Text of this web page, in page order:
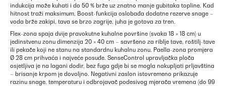
indukcija može kuhati i do 50 % brže uz znatno manje gubitaka topline. Kad
hitnost traži maksimum, Boost-funkcija oslobađa dodatne rezerve snage –
voda brže zakipi, tava se brzo zagrije, juha je gotova za tren.
Flex-zona spaja dvije pravokutne kuhalne površine (svaka 18 × 18 cm) u
jedinstvenu zonu dimenzija 20 × 40 cm – savršeno za riblje tave, roštilj-tave
ili pekače koji ne stanu na standardnu kuhalnu zonu. Paella-zona promjera
Ø 28 cm prihvaća i najveće posuđe. SenseControl upravljačka ploča
osjetljiva je na lagani dodir, bez fuga gdje bi se mogla nakupljati prljavština
– brisanje krpom je dovoljno. Negativni zaslon istovremeno prikazuje
razinu snage, temperaturu i odbrojavač podesivog mjerača vremena (do 99